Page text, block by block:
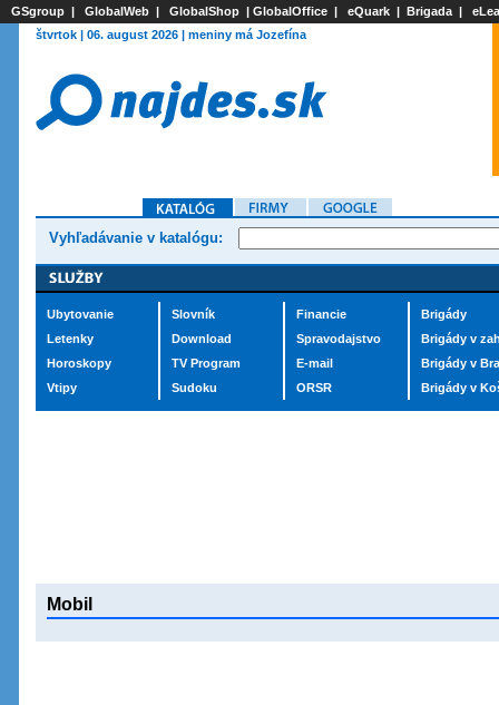
GSgroup | GlobalWeb | GlobalShop | GlobalOffice | eQuark | Brigada |
štvrtok | 06. august 2026 | meniny má Jozefína
Vyhľadávanie v katalógu:
Ubytovanie
Letenky
Horoskopy
Vtipy
Slovník
Download
TV Program
Sudoku
Financie
Spravodajstvo
E-mail
ORSR
Brigády
Brigády v
Brigády v
Brigády v
Mobil